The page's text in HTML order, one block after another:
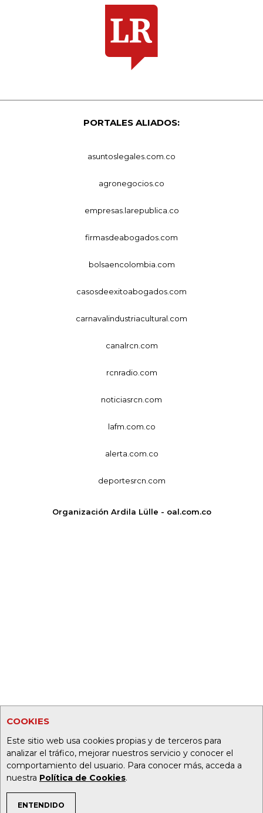
COOKIES
Este sitio web usa cookies propias y de terceros para
analizar el tráfico, mejorar nuestros servicio y conocer el
comportamiento del usuario. Para conocer más, acceda a
nuestra Política de Cookies.
ENTENDIDO
PORTALES ALIADOS:
asuntoslegales.com.co
agronegocios.co
empresas.larepublica.co
firmasdeabogados.com
bolsaencolombia.com
casosdeexitoabogados.com
carnavalindustriacultural.com
canalrcn.com
rcnradio.com
noticiasrcn.com
lafm.com.co
alerta.com.co
deportesrcn.com
Organización Ardila Lülle - oal.com.co